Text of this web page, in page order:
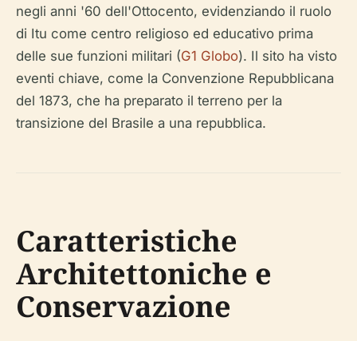
negli anni '60 dell'Ottocento, evidenziando il ruolo
di Itu come centro religioso ed educativo prima
delle sue funzioni militari (G1 Globo). Il sito ha visto
eventi chiave, come la Convenzione Repubblicana
del 1873, che ha preparato il terreno per la
transizione del Brasile a una repubblica.
Caratteristiche
Architettoniche e
Conservazione